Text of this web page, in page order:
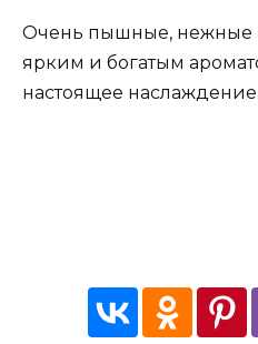
Очень пышные, нежные
ярким и богатым
настоящее наслаждение.